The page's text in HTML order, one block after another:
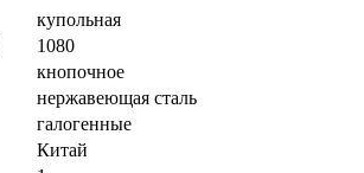
купольная
1080
кнопочное
нержавеющая сталь
галогенные
Китай